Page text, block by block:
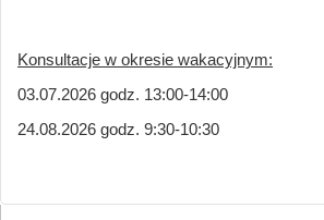
Konsultacje w okresie wakacyjnym:
03.07.2026 godz. 13:00-14:00
24.08.2026 godz. 9:30-10:30